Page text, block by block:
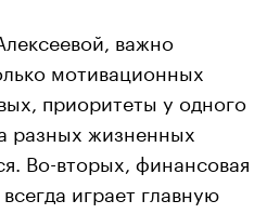
важно
мотивационных
приоритеты у одного
разных жизненных
Во-вторых, финансовая
играет главную